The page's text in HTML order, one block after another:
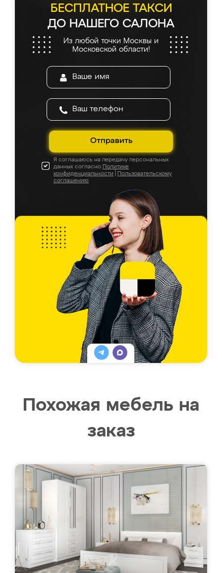
БЕСПЛАТНОЕ ТАКСИ
ДО НАШЕГО САЛОНА
Из любой точки Москвы и
Московской области!
Отправить
Я соглашаюсь на передачу персональных
данных согласно Политике
конфиденциальности
Пользовательскому
соглашению
Похожая мебель на
заказ